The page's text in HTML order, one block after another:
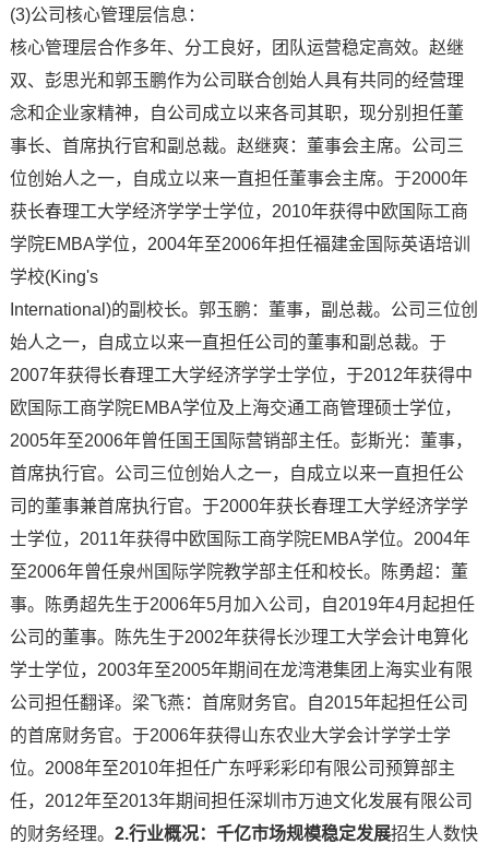
(3)公司核心管理层信息：
核心管理层合作多年、分工良好，团队运营稳定高效。赵继
双、彭思光和郭玉鹏作为公司联合创始人具有共同的经营理
念和企业家精神，自公司成立以来各司其职，现分别担任董
事长、首席执行官和副总裁。赵继爽：董事会主席。公司三
位创始人之一，自成立以来一直担任董事会主席。于2000年
获长春理工大学经济学学士学位，2010年获得中欧国际工商
学院EMBA学位，2004年至2006年担任福建金国际英语培训
学校(King's
International)的副校长。郭玉鹏：董事，副总裁。公司三位创
始人之一，自成立以来一直担任公司的董事和副总裁。于
2007年获得长春理工大学经济学学士学位，于2012年获得中
欧国际工商学院EMBA学位及上海交通工商管理硕士学位，
2005年至2006年曾任国王国际营销部主任。彭斯光：董事，
首席执行官。公司三位创始人之一，自成立以来一直担任公
司的董事兼首席执行官。于2000年获长春理工大学经济学学
士学位，2011年获得中欧国际工商学院EMBA学位。2004年
至2006年曾任泉州国际学院教学部主任和校长。陈勇超：董
事。陈勇超先生于2006年5月加入公司，自2019年4月起担任
公司的董事。陈先生于2002年获得长沙理工大学会计电算化
学士学位，2003年至2005年期间在龙湾港集团上海实业有限
公司担任翻译。梁飞燕：首席财务官。自2015年起担任公司
的首席财务官。于2006年获得山东农业大学会计学学士学
位。2008年至2010年担任广东呼彩彩印有限公司预算部主
任，2012年至2013年期间担任深圳市万迪文化发展有限公司
的财务经理。 2.行业概况：千亿市场规模稳定发展招生人数快